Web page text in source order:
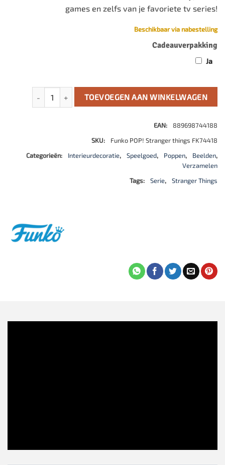
games en zelfs van je favoriete tv series!
Beschikbaar via nabestelling
Cadeauverpakking
Ja
Stranger Things POP! TV Vinyl Figure Murray w/
TOEVOEGEN AAN WINKELWAGEN
EAN:
889698744188
SKU:
Funko POP! Stranger things FK74418
Categorieën:
Interieurdecoratie, Speelgoed, Poppen, Beelden,
Verzamelen
Tags:
Serie, Stranger Things